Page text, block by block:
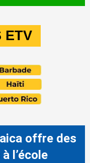
ETV
offre des
l’école